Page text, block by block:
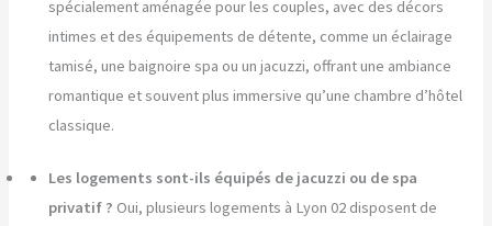
spécialement aménagée pour les couples, avec des décors
intimes et des équipements de détente, comme un éclairage
tamisé, une baignoire spa ou un jacuzzi, offrant une ambiance
romantique et souvent plus immersive qu’une chambre d’hôtel
classique.
Les logements sont-ils équipés de jacuzzi ou de spa
privatif ? Oui, plusieurs logements à Lyon 02 disposent de